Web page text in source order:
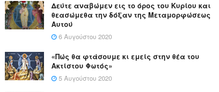
Δεύτε αναβώμεν εις το όρος του Κυρίου και
θεασώμεθα την δόξαν της Μεταμορφώσεως
Αυτού
6 Αυγούστου 2020
«Πώς θα φτάσουμε κι εμείς στην θέα του
Ακτίστου Φωτός»
5 Αυγούστου 2020